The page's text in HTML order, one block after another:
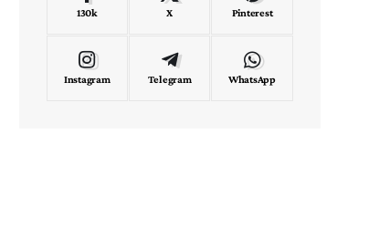
130k X Pinterest
Instagram Telegram WhatsApp